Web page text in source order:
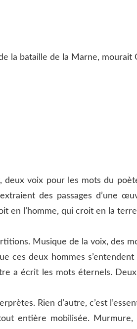
la bataille de la Marne, mourait
deux voix pour les mots du
des passages d’une
en l’homme, qui croit en la
Musique de la voix, des
ces deux hommes
a écrit les mots éternels.
Rien d’autre, c’est
entière mobilisée. Murmure,